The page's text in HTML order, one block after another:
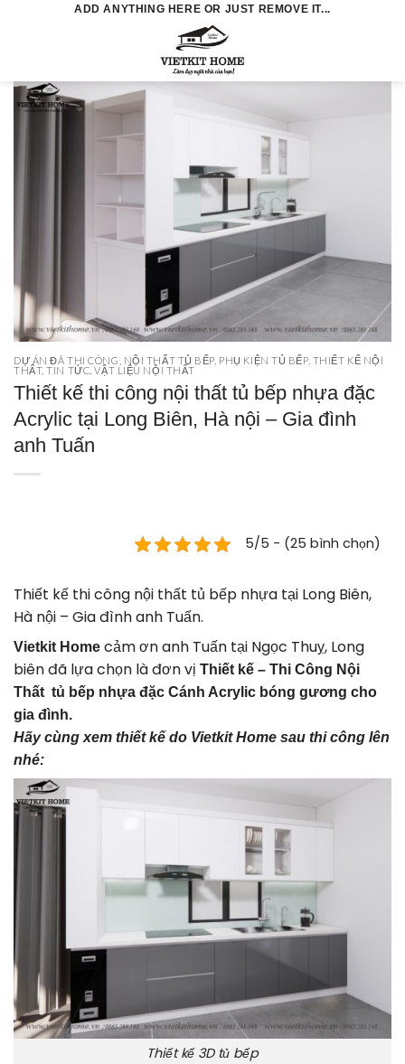
ADD ANYTHING HERE OR JUST REMOVE IT...
DỰ ÁN ĐÃ THI CÔNG NỘI THẤT TỦ BẾP PHỤ KIỆN TỦ BẾP, THIẾT KẾ NỘI
THẤT,TIN TỨC ,VẬT LIỆU NỘI THẤT
Thiết kế thi công nội thất tủ bếp nhựa đặc
Acrylic tại Long Biên, Hà nội – Gia đình
anh Tuấn
5/5 - (25 bình chọn)
Thiết kế thi công nội thất tủ bếp nhựa tại Long Biên,
Hà nội – Gia đình anh Tuấn.
Vietkit Home cảm ơn anh Tuấn tại Ngọc Thuỵ, Long
biên đã lựa chọn là đơn vị Thiết kế – Thi Công Nội
Thất tủ bếp nhựa đặc Cánh Acrylic bóng gương cho
gia đình.
Hãy cùng xem thiết kế do Vietkit Home sau thi công lên
nhé:
Thiết kế 3D tủ bếp